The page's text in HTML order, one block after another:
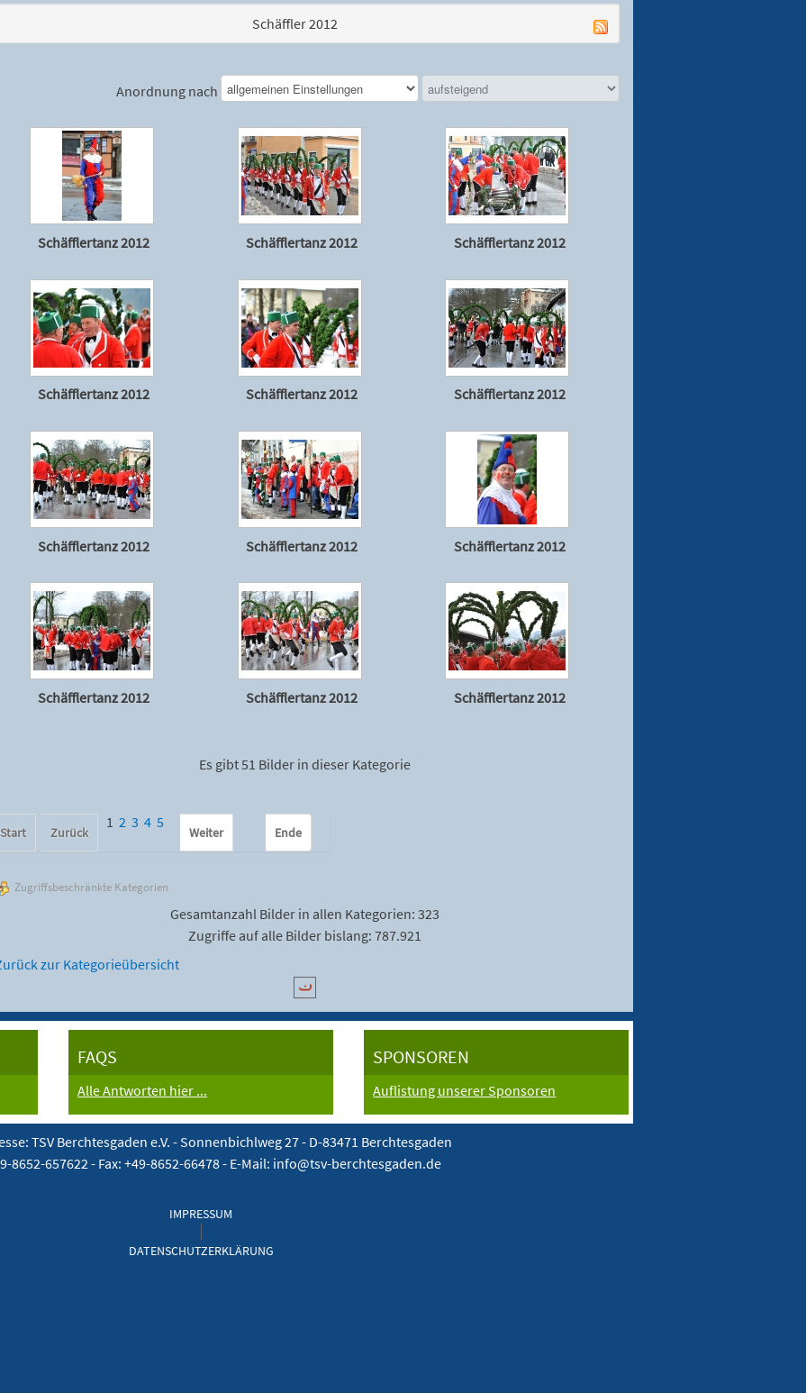
Schäffler 2012
Anordnung nach
Schäfflertanz 2012 Schäfflertanz 2012 Schäfflertanz 2012
Schäfflertanz 2012 Schäfflertanz 2012 Schäfflertanz 2012
Schäfflertanz 2012 Schäfflertanz 2012 Schäfflertanz 2012
Schäfflertanz 2012 Schäfflertanz 2012 Schäfflertanz 2012
Es gibt 51 Bilder in dieser Kategorie
Start Zurück
1 2 3 4 5
Weiter Ende
Zugriffsbeschränkte Kategorien
Gesamtanzahl Bilder in allen Kategorien: 323
Zugriffe auf alle Bilder bislang: 787.921
zur Kategorieübersicht
FAQS
Alle Antworten hier ...
SPONSOREN
Auflistung unserer Sponsoren
TSV Berchtesgaden e.V. -Sonnenbichlweg 27 - D-83471 Berchtesgaden
8652-657622 - Fax: +49-8652-66478 - E-Mail: info@tsv-berchtesgaden.de
IMPRESSUM
DATENSCHUTZERKLÄRUNG